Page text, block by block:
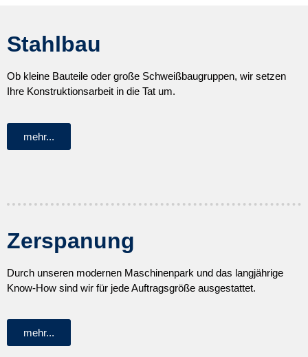
Stahlbau
Ob kleine Bauteile oder große Schweißbaugruppen, wir setzen
Ihre Konstruktionsarbeit in die Tat um.
mehr...
Zerspanung
Durch unseren modernen Maschinenpark und das langjährige
Know-How sind wir für jede Auftragsgröße ausgestattet.
mehr...